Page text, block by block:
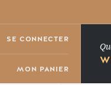
SE CONNECTER
MON PANIER